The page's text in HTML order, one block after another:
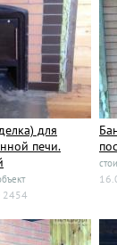
для
печи.
2454